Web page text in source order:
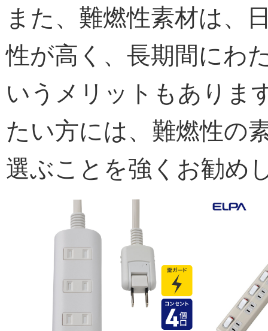
また、難燃性素材は、
性が高く、長期間にわ
いうメリットもありま
たい方には、難燃性の
選ぶことを強くお勧め